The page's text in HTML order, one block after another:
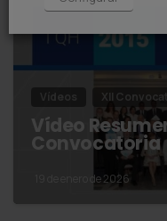
Vídeos XII
Vídeo
Convocatoria
19 de enero de 2026